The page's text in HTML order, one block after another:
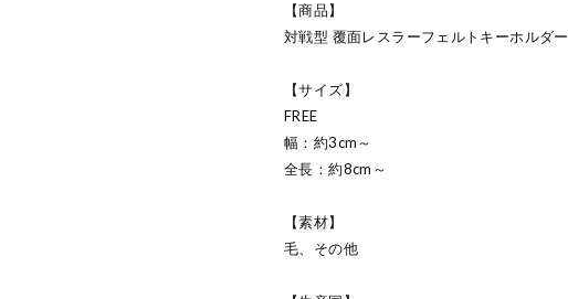
【商品】
対戦型 覆面レスラーフェルトキーホルダー
【サイズ】
FREE
幅：約3cm～
全長：約8cm～
【素材】
毛、その他